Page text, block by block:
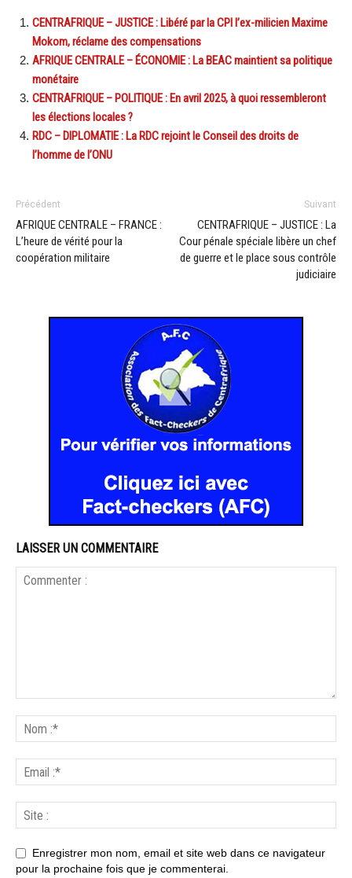
CENTRAFRIQUE – JUSTICE : Libéré par la CPI l’ex-milicien Maxime
Mokom, réclame des compensations
AFRIQUE CENTRALE – ÉCONOMIE : La BEAC maintient sa politique
monétaire
CENTRAFRIQUE – POLITIQUE : En avril 2025, à quoi ressembleront
les élections locales ?
RDC – DIPLOMATIE : La RDC rejoint le Conseil des droits de
l’homme de l’ONU
Précédent
AFRIQUE CENTRALE – FRANCE :
L’heure de vérité pour la
coopération militaire
Suivant
CENTRAFRIQUE – JUSTICE : La
Cour pénale spéciale libère un chef
de guerre et le place sous contrôle
judiciaire
LAISSER UN COMMENTAIRE
Enregistrer mon nom, email et site web dans ce navigateur
pour la prochaine fois que je commenterai.